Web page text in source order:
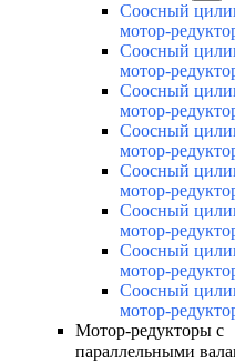
Соосный
мотор-
Соосный
мотор-
Соосный
мотор-
Соосный
мотор-
Соосный
мотор-
Соосный
мотор-
Соосный
мотор-
Соосный
мотор-
Мотор-редукторы с
параллельными